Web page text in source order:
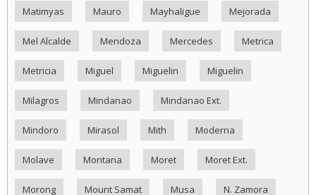
Matimyas Mauro Mayhaligue Mejorada
Mel Alcalde Mendoza Mercedes Metrica
Metricia Miguel Miguelin Miguelin
Milagros Mindanao Mindanao Ext.
Mindoro Mirasol Mith Moderna
Molave Montana Moret Moret Ext.
Morong Mount Samat Musa N. Zamora